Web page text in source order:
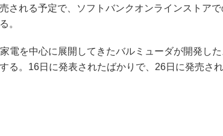
される予定で、ソフトバンクオンラインストアで
。
電を中心に展開してきたバルミューダが開発した
る。16日に発表されたばかりで、26日に発売され